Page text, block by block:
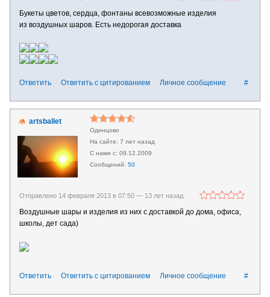
Букеты цветов, сердца, фонтаны всевозможные изделия
из воздушных шаров. Есть недорогая доставка
#
Ответить Ответить с цитированием Личное сообщение
artsballet
Одинцово
7 лет назад
09.12.2009
50
Отправлено 14 февраля 2013 в 07:50 — 13 лет назад
Воздушные шары и изделия из них с доставкой до дома, офиса,
школы, дет сада)
#
Ответить Ответить с цитированием Личное сообщение